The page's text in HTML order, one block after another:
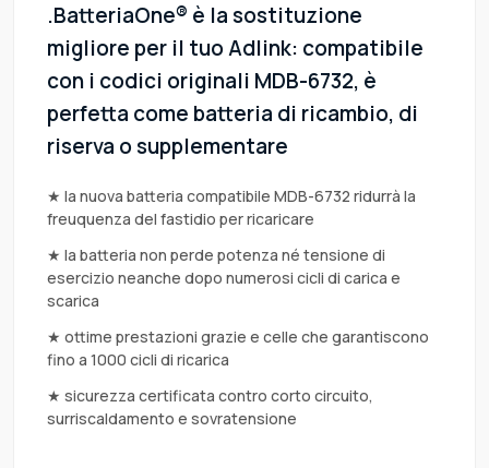
.BatteriaOne® è la sostituzione
migliore per il tuo Adlink: compatibile
con i codici originali MDB-6732, è
perfetta come batteria di ricambio, di
riserva o supplementare
★ la nuova batteria compatibile MDB-6732 ridurrà la
freuquenza del fastidio per ricaricare
★ la batteria non perde potenza né tensione di
esercizio neanche dopo numerosi cicli di carica e
scarica
★ ottime prestazioni grazie e celle che garantiscono
fino a 1000 cicli di ricarica
★ sicurezza certificata contro corto circuito,
surriscaldamento e sovratensione